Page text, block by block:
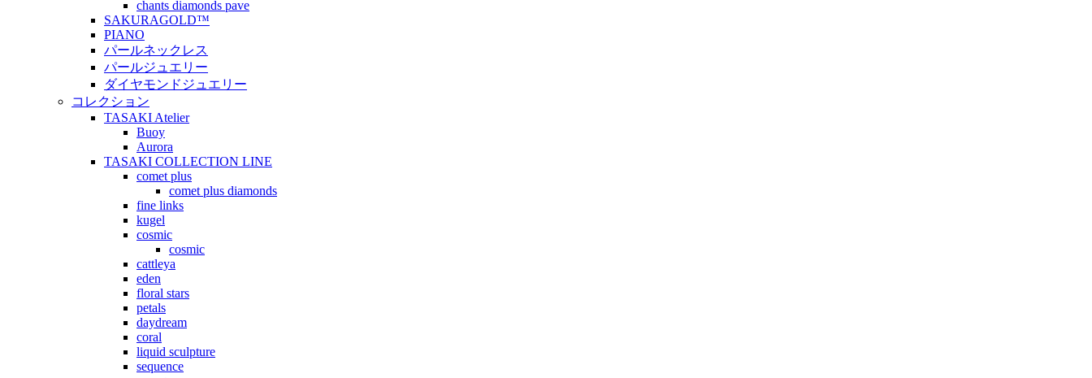
chants diamonds pave
SAKURAGOLD™
PIANO
パールネックレス
パールジュエリー
ダイヤモンドジュエリー
コレクション
TASAKI Atelier
Buoy
Aurora
TASAKI COLLECTION LINE
comet plus
comet plus diamonds
fine links
kugel
cosmic
cosmic
cattleya
eden
floral stars
petals
daydream
coral
liquid sculpture
sequence